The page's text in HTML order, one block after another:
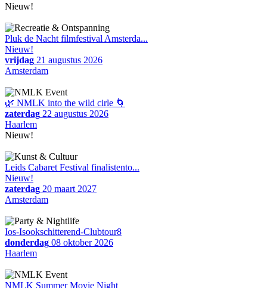
Nieuw!
Pluk de Nacht filmfestival Amsterda...
Nieuw!
vrijdag 21 augustus 2026
Amsterdam
🌿 NMLK into the wild cirle 🌀
zaterdag 22 augustus 2026
Haarlem
Nieuw!
Leids Cabaret Festival finalistento...
Nieuw!
zaterdag 20 maart 2027
Amsterdam
Ios-Isookschitterend-Clubtour8
donderdag 08 oktober 2026
Haarlem
NMLK Summer Movie Night